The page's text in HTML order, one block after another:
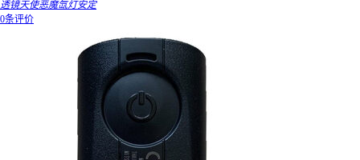
透镜天使恶魔氙灯安定
0条评价